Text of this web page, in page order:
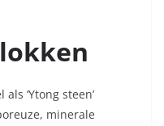
‘Ytong steen’
minerale